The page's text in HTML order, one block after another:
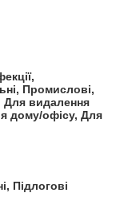
Промислові,
Для видалення
дому/офісу, Для
Підлогові